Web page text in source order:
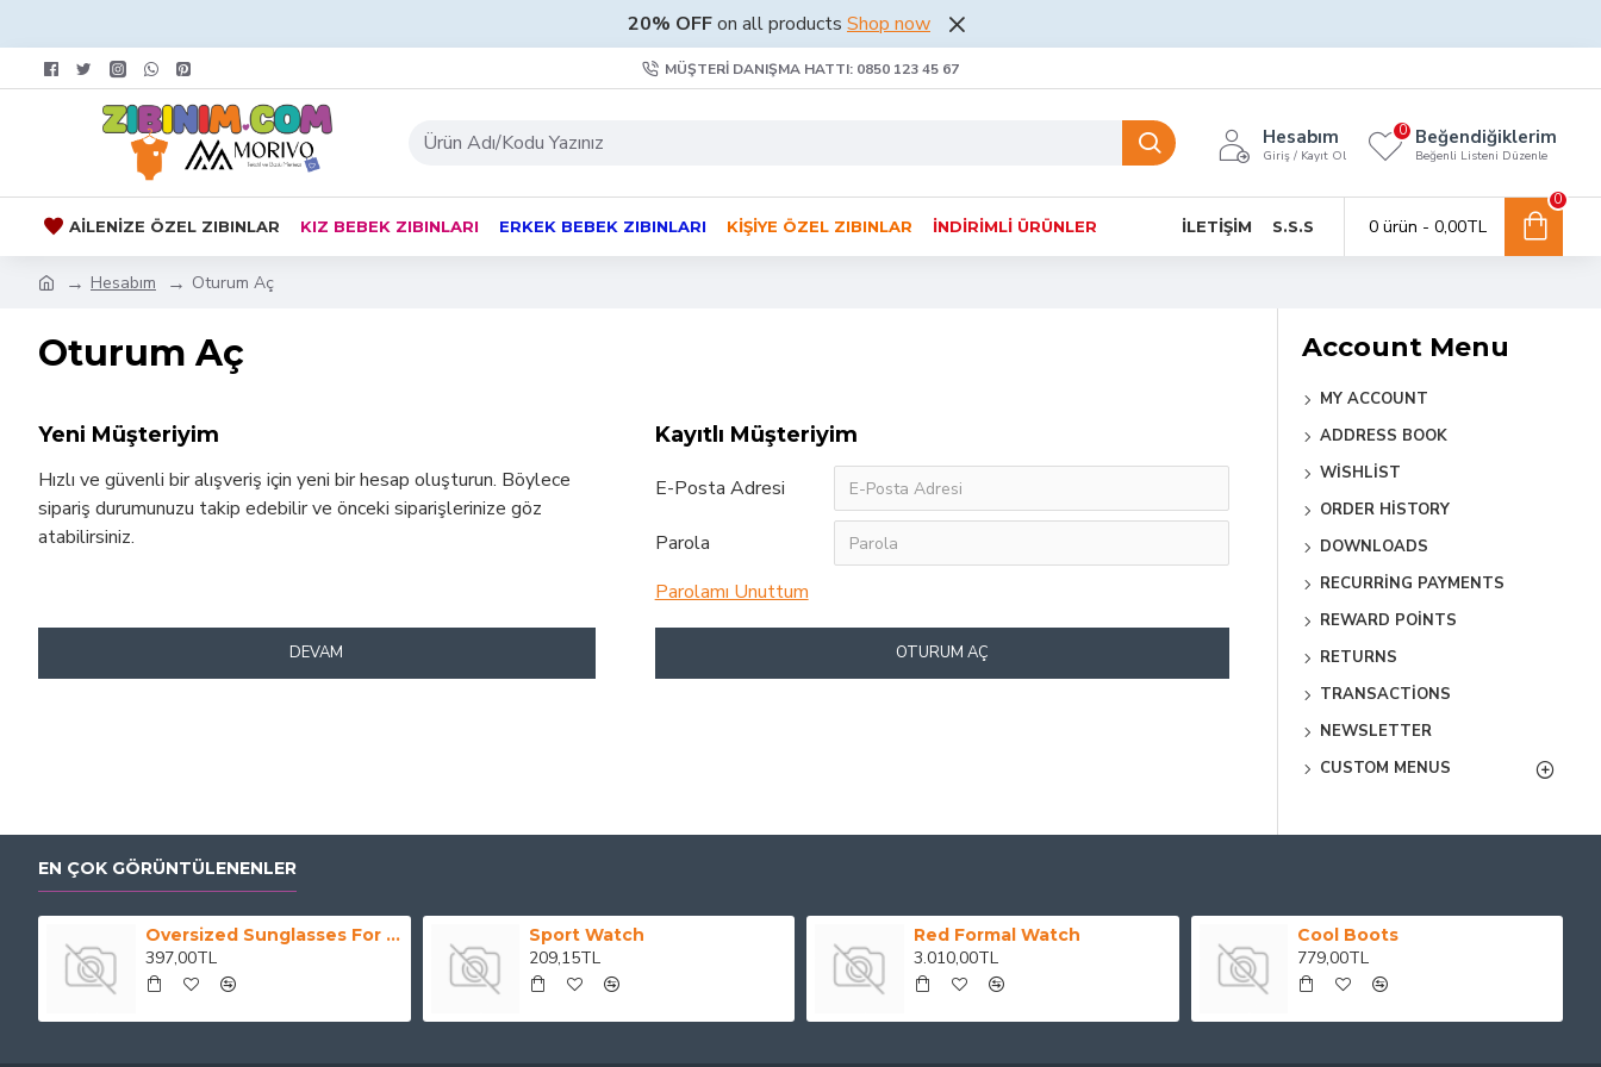
20% OFFon all products Shop now
MÜŞTERI DANIŞMA HATTI: 0850 123 45 67
Hesabım
Giriş / Kayıt Ol
Beğendiğiklerim
Beğenli Listeni Düzenle
0
AILENIZE ÖZEL ZIBINLAR KIZ BEBEK ZIBINLARI ERKEK BEBEK ZIBINLARI KIŞIYE ÖZEL ZIBINLAR İNDIRIMLI ÜRÜNLER İLETIŞIM S.S.S 0 ürün - 0,00TL
0
Hesabım Oturum Aç
Oturum Aç
Yeni Müşteriyim
Hızlı ve güvenli bir alışveriş için yeni bir hesap oluşturun. Böylece
sipariş durumunuzu takip edebilir ve önceki siparişlerinize göz
atabilirsiniz.
DEVAM
Kayıtlı Müşteriyim
E-Posta Adresi
Parola
Parolamı Unuttum
OTURUM AÇ
Account Menu
MY ACCOUNT
ADDRESS BOOK
WISHLIST
ORDER HISTORY
DOWNLOADS
RECURRING PAYMENTS
REWARD POINTS
RETURNS
TRANSACTIONS
NEWSLETTER
CUSTOM MENUS
EN ÇOK GÖRÜNTÜLENENLER
Oversized Sunglasses For Long Summer Days
397,00TL
Sport Watch
209,15TL
Red Formal Watch
3.010,00TL
Cool Boots
779,00TL